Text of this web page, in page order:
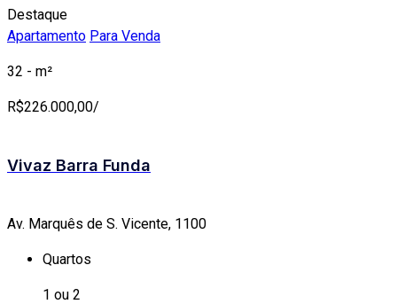
Destaque
Apartamento Para Venda
32 - m²
R$226.000,00/
Vivaz Barra Funda
Av. Marquês de S. Vicente, 1100
Quartos
1 ou 2